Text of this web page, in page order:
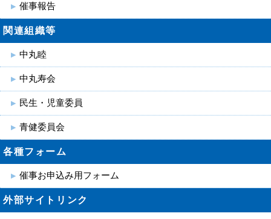
催事報告
関連組織等
中丸睦
中丸寿会
民生・児童委員
青健委員会
各種フォーム
催事お申込み用フォーム
外部サイトリンク